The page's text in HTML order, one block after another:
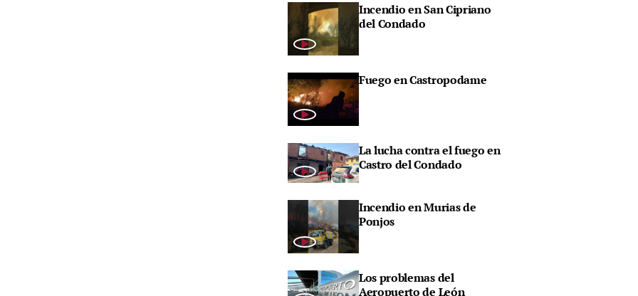
Incendio en San Cipriano
del Condado
Fuego en Castropodame
La lucha contra el fuego en
Castro del Condado
Incendio en Murias de
Ponjos
Los problemas del
Aeropuerto de León